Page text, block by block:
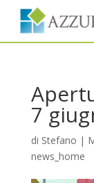
7
di Stefano |
news_home